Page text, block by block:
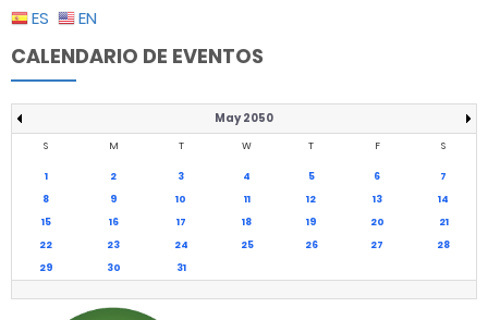
ES EN
CALENDARIO DE EVENTOS
May 2050
S M T W T F S
1 2 3 4 5 6
7
8
9 10 11 12 13
14
15
16 17 18 19 20
21
22
23 24 25 26 27
28
29
30 31